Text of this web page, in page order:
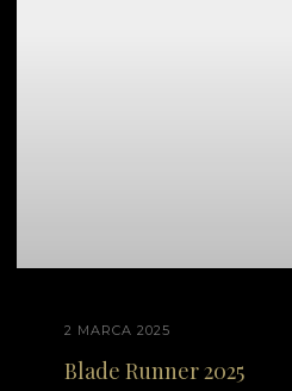
2 MARCA 2025
Blade Runner 2025